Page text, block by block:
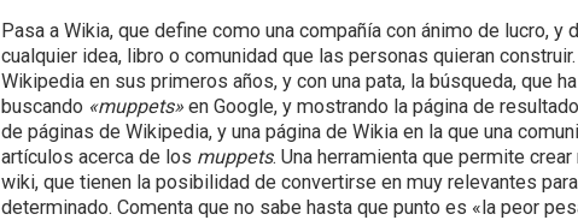
Pasa a Wikia, que define como una compañía con ánimo de lucro,
cualquier idea, libro o comunidad que las personas quieran
Wikipedia en sus primeros años, y con una pata, la búsqueda, que
buscando «muppets» en Google, y mostrando la página de
de páginas de Wikipedia, y una página de Wikia en la que una
artículos acerca de los muppets. Una herramienta que permite
wiki, que tienen la posibilidad de convertirse en muy relevantes
determinado. Comenta que no sabe hasta que punto es «la peor